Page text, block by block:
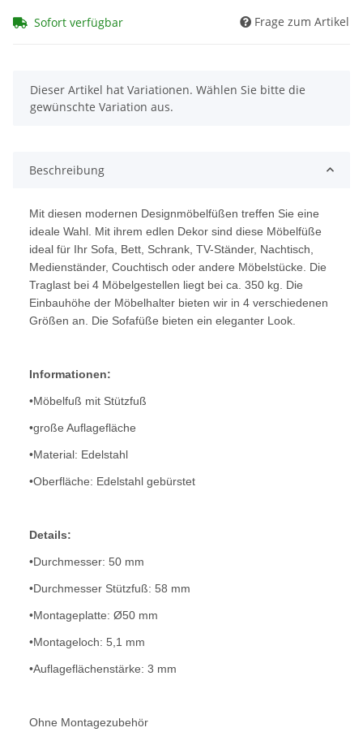
Sofort verfügbar Frage zum Artikel
x
Dieser Artikel hat Variationen. Wählen Sie bitte die
gewünschte Variation aus.
Beschreibung
Mit diesen modernen Designmöbelfüßen treffen Sie eine
ideale Wahl. Mit ihrem edlen Dekor sind diese Möbelfüße
ideal für Ihr Sofa, Bett, Schrank, TV-Ständer, Nachtisch,
Medienständer, Couchtisch oder andere Möbelstücke. Die
Traglast bei 4 Möbelgestellen liegt bei ca. 350 kg. Die
Einbauhöhe der Möbelhalter bieten wir in 4 verschiedenen
Größen an. Die Sofafüße bieten ein eleganter Look.
Informationen:
•Möbelfuß mit Stützfuß
•große Auflagefläche
•Material: Edelstahl
•Oberfläche: Edelstahl gebürstet
Details:
•Durchmesser: 50 mm
•Durchmesser Stützfuß: 58 mm
•Montageplatte: Ø50 mm
•Montageloch: 5,1 mm
•Auflageflächenstärke: 3 mm
Ohne Montagezubehör